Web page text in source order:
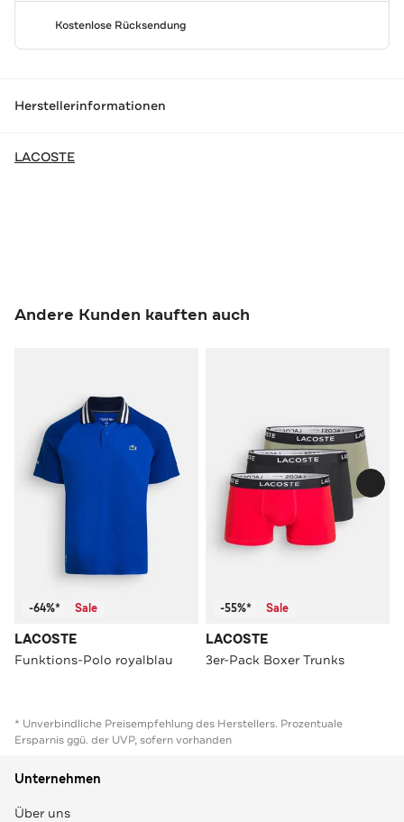
Kostenlose Rücksendung
Herstellerinformationen
LACOSTE
Andere Kunden kauften auch
-64%* Sale
LACOSTE
Funktions-Polo royalblau
-55%* Sale
LACOSTE
3er-Pack Boxer Trunks
* Unverbindliche Preisempfehlung des Herstellers. Prozentuale
Ersparnis ggü. der UVP, sofern vorhanden
Unternehmen
Über uns